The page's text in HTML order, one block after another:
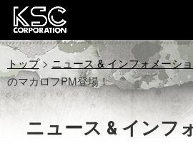
トップ> ニュース & インフォメーシ
のマカロフPM登場！
ニュース & インフ